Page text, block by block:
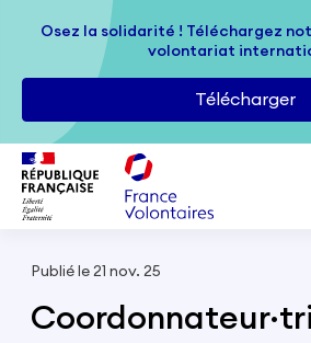
Passer au contenu principal
Osez la solidarité ! Téléchargez
volontariat
Télécharger
Osez la solidarité ! Téléchargez
volontariat
Télécharger
Publié le 21 nov. 25